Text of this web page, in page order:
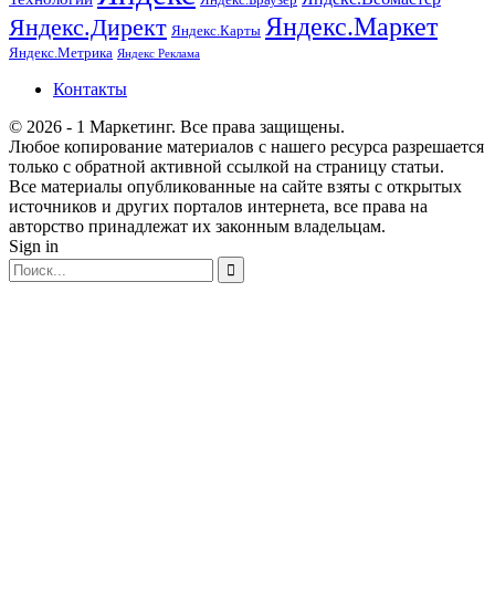
Яндекс.Директ Яндекс.Карты Яндекс.Маркет
Яндекс.Метрика Яндекс Реклама
Контакты
© 2026 - 1 Маркетинг. Все права защищены.
Любое копирование материалов с нашего ресурса разрешается
только с обратной активной ссылкой на страницу статьи.
Все материалы опубликованные на сайте взяты с открытых
источников и других порталов интернета, все права на
авторство принадлежат их законным владельцам.
Sign in